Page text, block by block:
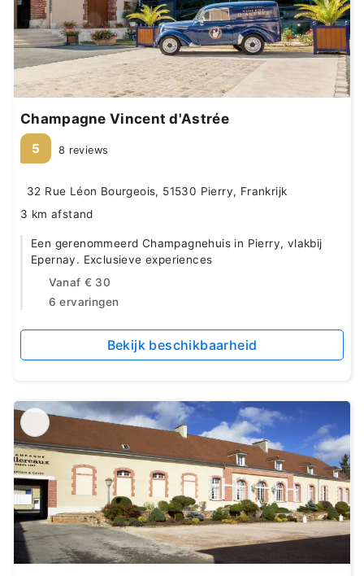
Champagne Vincent d'Astrée
5 8 reviews
32 Rue Léon Bourgeois, 51530 Pierry, Frankrijk
3 km afstand
Een gerenommeerd Champagnehuis in Pierry, vlakbij
Epernay. Exclusieve experiences
Vanaf € 30
6 ervaringen
Bekijk beschikbaarheid